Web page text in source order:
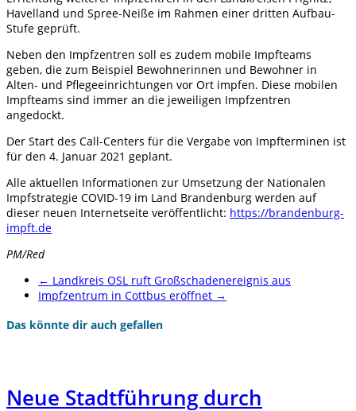
Havelland und Spree-Neiße im Rahmen einer dritten Aufbau-
Stufe geprüft.
Neben den Impfzentren soll es zudem mobile Impfteams
geben, die zum Beispiel Bewohnerinnen und Bewohner in
Alten- und Pflegeeinrichtungen vor Ort impfen. Diese mobilen
Impfteams sind immer an die jeweiligen Impfzentren
angedockt.
Der Start des Call-Centers für die Vergabe von Impfterminen ist
für den 4. Januar 2021 geplant.
Alle aktuellen Informationen zur Umsetzung der Nationalen
Impfstrategie COVID-19 im Land Brandenburg werden auf
dieser neuen Internetseite veröffentlicht: https://brandenburg-
impft.de
PM/Red
← Landkreis OSL ruft Großschadenereignis aus
Impfzentrum in Cottbus eröffnet →
Das könnte dir auch gefallen
Neue Stadtführung durch